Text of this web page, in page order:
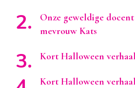
Onze geweldige
mevrouw Kats
Kort Halloween
Kort Halloween